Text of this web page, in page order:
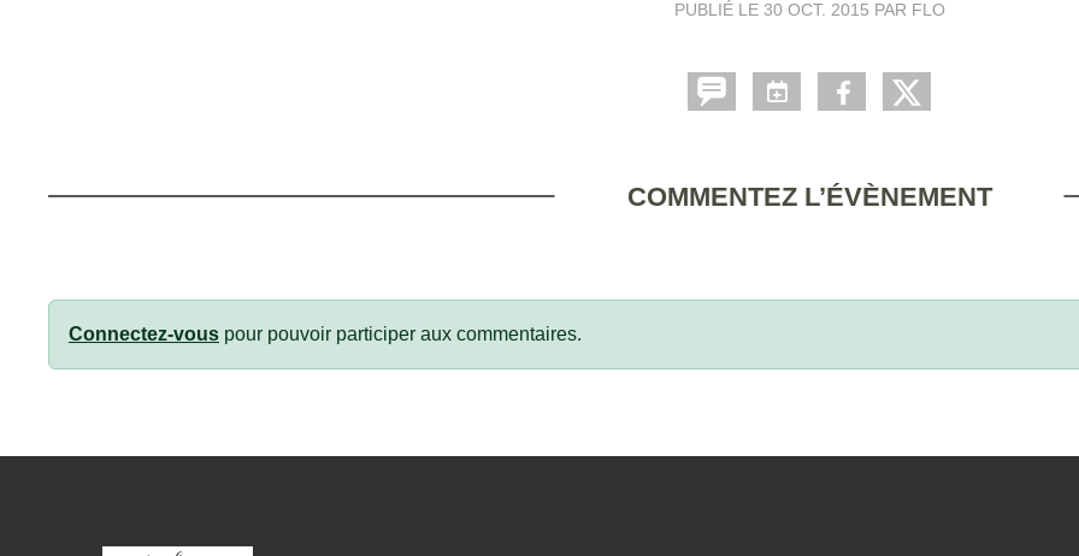
PUBLIÉ LE 30 OCT. 2015 PAR FLO
COMMENTEZ L’ÉVÈNEMENT
Connectez-vous pour pouvoir participer aux commentaires.